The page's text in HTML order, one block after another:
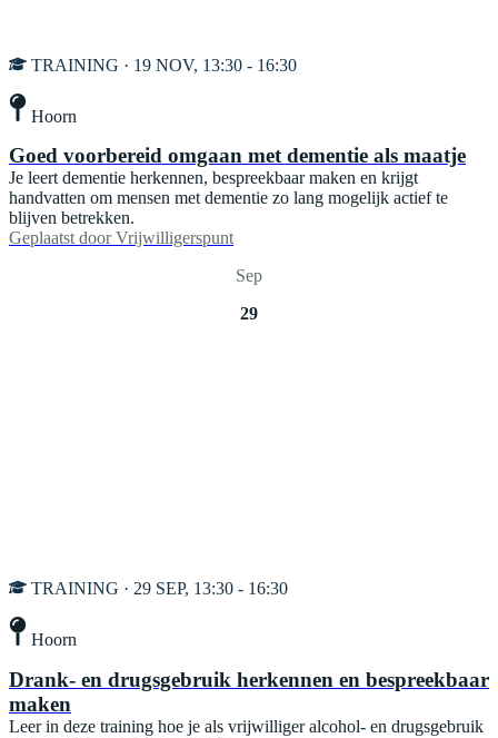
TRAINING · 19 NOV, 13:30 - 16:30
Hoorn
Goed voorbereid omgaan met dementie als maatje
Je leert dementie herkennen, bespreekbaar maken en krijgt
handvatten om mensen met dementie zo lang mogelijk actief te
blijven betrekken.
Geplaatst door Vrijwilligerspunt
Sep
29
TRAINING · 29 SEP, 13:30 - 16:30
Hoorn
Drank- en drugsgebruik herkennen en bespreekbaar
maken
Leer in deze training hoe je als vrijwilliger alcohol- en drugsgebruik